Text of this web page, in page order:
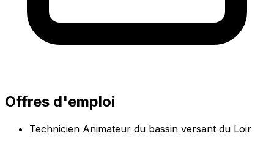
Offres d'emploi
Technicien Animateur du bassin versant du Loir